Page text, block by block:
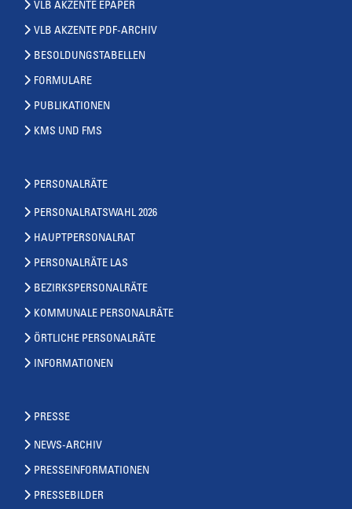
VLB AKZENTE EPAPER
VLB AKZENTE PDF-ARCHIV
BESOLDUNGSTABELLEN
FORMULARE
PUBLIKATIONEN
KMS UND FMS
PERSONALRÄTE
PERSONALRATSWAHL 2026
HAUPTPERSONALRAT
PERSONALRÄTE LAS
BEZIRKSPERSONALRÄTE
KOMMUNALE PERSONALRÄTE
ÖRTLICHE PERSONALRÄTE
INFORMATIONEN
PRESSE
NEWS-ARCHIV
PRESSEINFORMATIONEN
PRESSEBILDER